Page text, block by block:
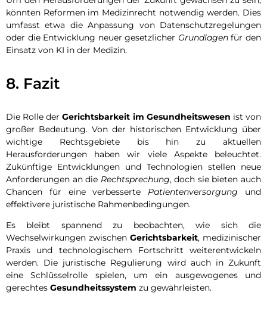
könnten Reformen im Medizinrecht notwendig werden. Dies
umfasst etwa die Anpassung von Datenschutzregelungen
oder die Entwicklung neuer gesetzlicher Grundlagenfür den
Einsatz von KI in der Medizin.
8. Fazit
Die Rolle derGerichtsbarkeit im Gesundheitswesen ist von
großer Bedeutung. Von der historischen Entwicklung über
wichtige Rechtsgebiete bis hin zu aktuellen
Herausforderungen haben wir viele Aspekte beleuchtet.
Zukünftige Entwicklungen und Technologien stellen neue
Anforderungen an die Rechtsprechung, doch sie bieten auch
Chancen für eine verbesserte Patientenversorgung und
effektivere juristische Rahmenbedingungen.
Es bleibt spannend zu beobachten, wie sich die
Wechselwirkungen zwischen Gerichtsbarkeit, medizinischer
Praxis und technologischem Fortschritt weiterentwickeln
werden. Die juristische Regulierung wird auch in Zukunft
eine Schlüsselrolle spielen, um ein ausgewogenes und
gerechtes Gesundheitssystem zu gewährleisten.